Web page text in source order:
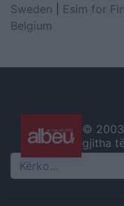
Sweden
Esim for
Belgium
©
gjitha
Search